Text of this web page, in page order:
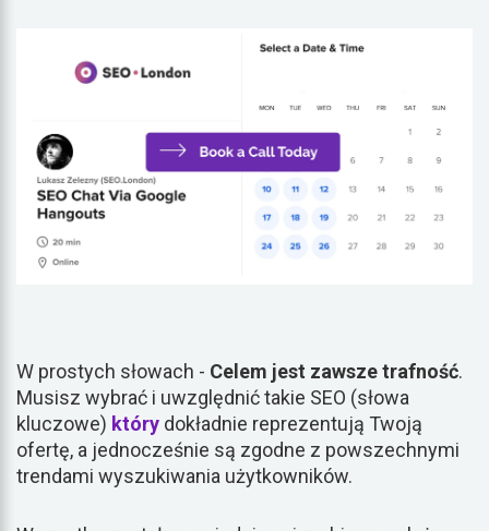
W prostych słowach - Celem jest zawsze trafność.
Musisz wybrać i uwzględnić takie SEO (słowa
kluczowe) który dokładnie reprezentują Twoją
ofertę, a jednocześnie są zgodne z powszechnymi
trendami wyszukiwania użytkowników.